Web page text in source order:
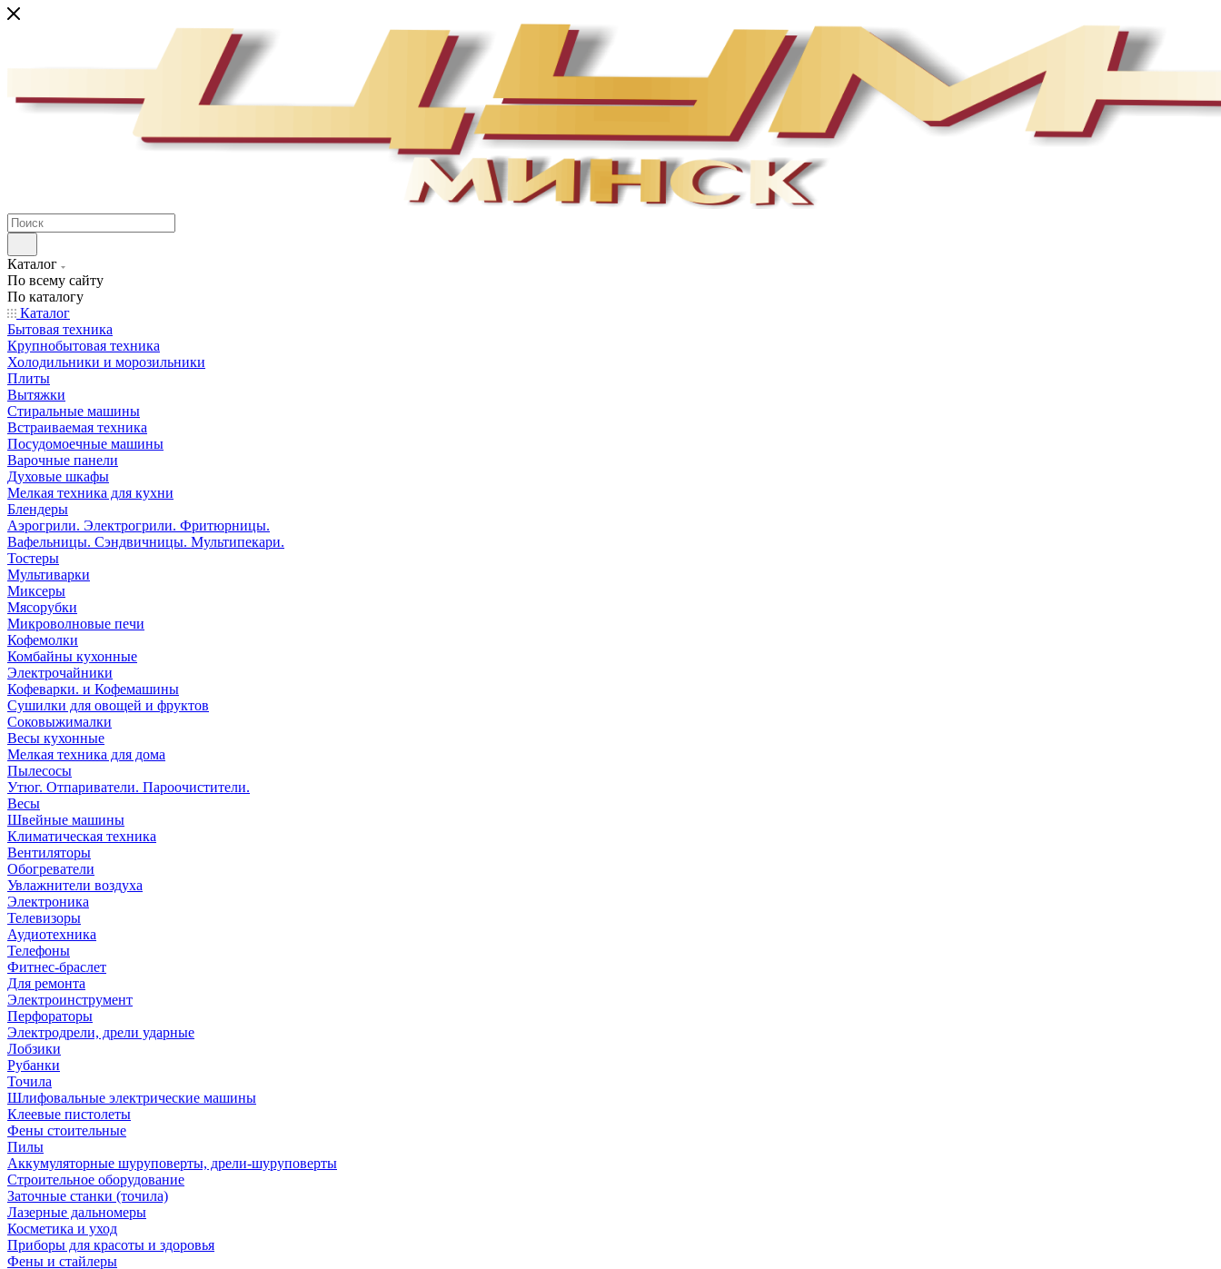
Каталог
По всему сайту
По каталогу
Каталог
Бытовая техника
Крупнобытовая техника
Холодильники и морозильники
Плиты
Вытяжки
Стиральные машины
Встраиваемая техника
Посудомоечные машины
Варочные панели
Духовые шкафы
Мелкая техника для кухни
Блендеры
Аэрогрили. Электрогрили. Фритюрницы.
Вафельницы. Сэндвичницы. Мультипекари.
Тостеры
Мультиварки
Миксеры
Мясорубки
Микроволновые печи
Кофемолки
Комбайны кухонные
Электрочайники
Кофеварки. и Кофемашины
Сушилки для овощей и фруктов
Соковыжималки
Весы кухонные
Мелкая техника для дома
Пылесосы
Утюг. Отпариватели. Пароочистители.
Весы
Швейные машины
Климатическая техника
Вентиляторы
Обогреватели
Увлажнители воздуха
Электроника
Телевизоры
Аудиотехника
Телефоны
Фитнес-браслет
Для ремонта
Электроинструмент
Перфораторы
Электродрели, дрели ударные
Лобзики
Рубанки
Точила
Шлифовальные электрические машины
Клеевые пистолеты
Фены стоительные
Пилы
Аккумуляторные шуруповерты, дрели-шуруповерты
Строительное оборудование
Заточные станки (точила)
Лазерные дальномеры
Косметика и уход
Приборы для красоты и здоровья
Фены и стайлеры